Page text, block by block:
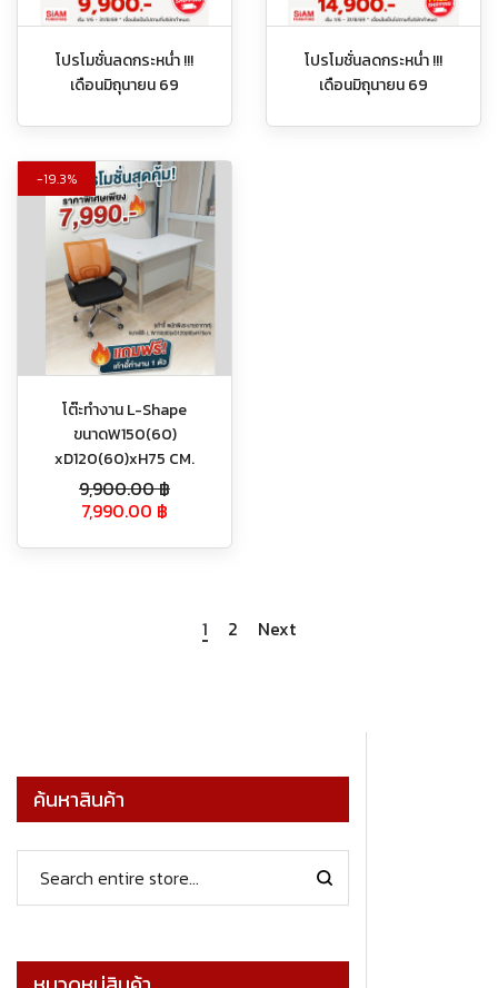
โปรโมชั่นลดกระหน่ำ !!!
เดือนมิถุนายน 69
โปรโมชั่นลดกระหน่ำ !!!
เดือนมิถุนายน 69
19.3%
โต๊ะทำงาน L-Shape
ขนาดW150(60)
xD120(60)xH75 CM.
9,900.00฿
7,990.00 ฿
1 2 Next
ค้นหาสินค้า